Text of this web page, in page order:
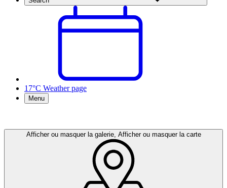
17°C Weather page
Menu
Afficher ou masquer la galerie, Afficher ou masquer la carte